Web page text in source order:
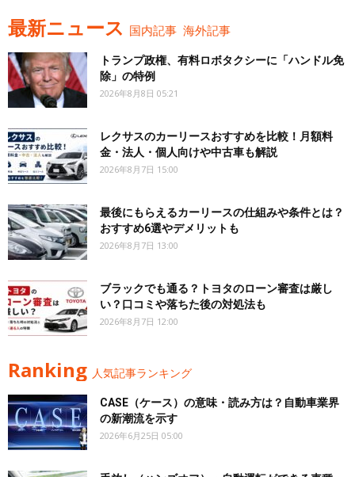
最新ニュース 国内記事 海外記事
トランプ政権、有料ロボタクシーに「ハンドル免
除」の特例
2026年8月8日 05:21
レクサスのカーリースおすすめを比較！月額料
金・法人・個人向けや中古車も解説
2026年8月7日 15:00
最後にもらえるカーリースの仕組みや条件とは？
おすすめ6選やデメリットも
2026年8月7日 13:00
ブラックでも通る？トヨタのローン審査は厳し
い？口コミや落ちた後の対処法も
2026年8月7日 12:00
Ranking 人気記事ランキング
CASE（ケース）の意味・読み方は？自動車業界
の新潮流を示す
2026年6月25日 05:00